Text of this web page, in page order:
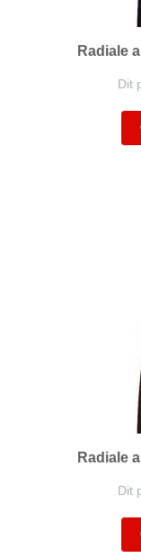
Radiale
Dit
Radiale
Dit